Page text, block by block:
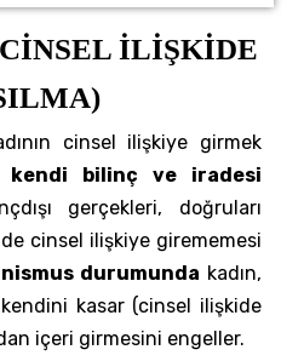
İLİŞKİDE
cinsel ilişkiye girmek
kendi bilinç ve iradesi
gerçekleri, doğruları
cinsel ilişkiye girememesi
durumunda kadın,
kasar (cinsel ilişkide
içeri girmesini engeller.